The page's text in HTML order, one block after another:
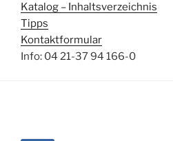
Katalog – Inhaltsverzeichnis
Tipps
Kontaktformular
Info: 04 21-37 94 166-0